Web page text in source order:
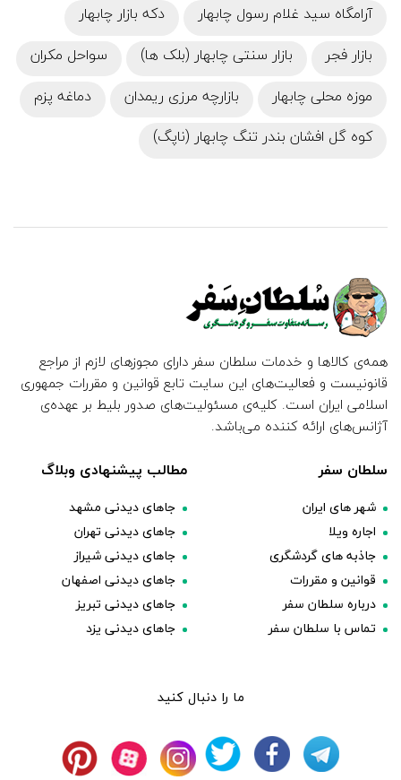
آرامگاه سید غلام رسول چابهار
دکه بازار چابهار
بازار فجر
بازار سنتی چابهار (بلک ها)
سواحل مکران
موزه محلی چابهار
بازارچه مرزی ریمدان
دماغه پزم
کوه گل افشان بندر تنگ چابهار (ناپگ)
همه‌ی کالاها و خدمات سلطان سفر دارای مجوزهای لازم از مراجع
قانونیست و فعالیت‌های این سایت تابع قوانین و مقررات جمهوری
اسلامی ایران است. کلیه‌ی مسئولیت‌های صدور بلیط بر عهده‌ی
آژانس‌های ارائه کننده می‌باشد.
سلطان سفر
شهر های ایران
اجاره ویلا
جاذبه های گردشگری
قوانین و مقررات
درباره سلطان سفر
تماس با سلطان سفر
مطالب پیشنهادی وبلاگ
جاهای دیدنی مشهد
جاهای دیدنی تهران
جاهای دیدنی شیراز
جاهای دیدنی اصفهان
جاهای دیدنی تبریز
جاهای دیدنی یزد
ما را دنبال کنید